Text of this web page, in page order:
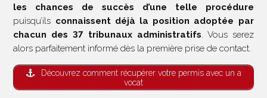
les chances de succès d’une telle procédure
puisqu’ils connaissent déjà la position adoptée par
chacun des 37 tribunaux administratifs. Vous serez
alors parfaitement informé dès la première prise de contact.
Découvrez comment récupérer votre permis avec un a
vocat